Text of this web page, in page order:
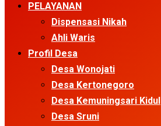
PELAYANAN
Dispensasi Nikah
Ahli Waris
Profil Desa
Desa Wonojati
Desa Kertonegoro
Desa Kemuningsari Kidul
Desa Sruni